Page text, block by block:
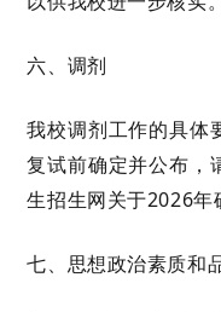
六、调剂
我校调剂工作的具体
复试前确定并公布，
生招生网关于2026年
七、 思想政治素质和